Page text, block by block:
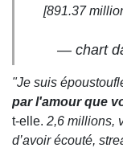
[891.37
— chart
"Je suis
par l'amour que
t-elle. 2,6 millions,
d’avoir écouté,